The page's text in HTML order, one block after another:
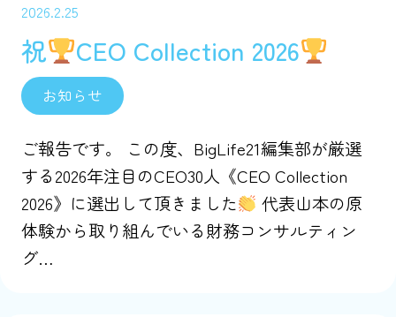
2026.2.25
祝 CEO Collection 2026
お知らせ
ご報告です。 この度、BigLife21編集部が厳選
する2026年注目のCEO30人《CEO Collection
2026》に選出して頂きました
代表山本の原
体験から取り組んでいる財務コンサルティン
グ…